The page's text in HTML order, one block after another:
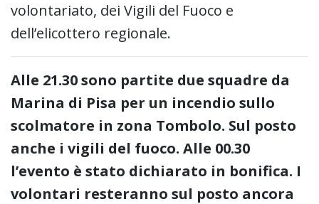
volontariato, dei Vigili del Fuoco e
dell’elicottero regionale.
Alle 21.30 sono partite due squadre da
Marina di Pisa per un incendio sullo
scolmatore in zona Tombolo. Sul posto
anche i vigili del fuoco. Alle 00.30
l’evento è stato dichiarato in bonifica. I
volontari resteranno sul posto ancora